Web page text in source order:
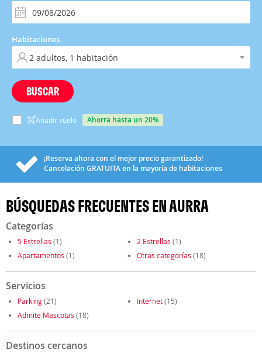
Habitaciones
BUSCAR
Añadir vuelo ahorra hasta un 20%
¡Reserva ahora con el mejor precio garantizado!
Cancelación GRATUITAen la mayoría de habitaciones
BÚSQUEDAS FRECUENTES EN AURRA
Categorías
5 Estrellas (1) 2 Estrellas (1)
Apartamentos (1) Otras categorías (18)
Servicios
Parking(21) Internet(15)
Admite Mascotas (18)
Destinos cercanos